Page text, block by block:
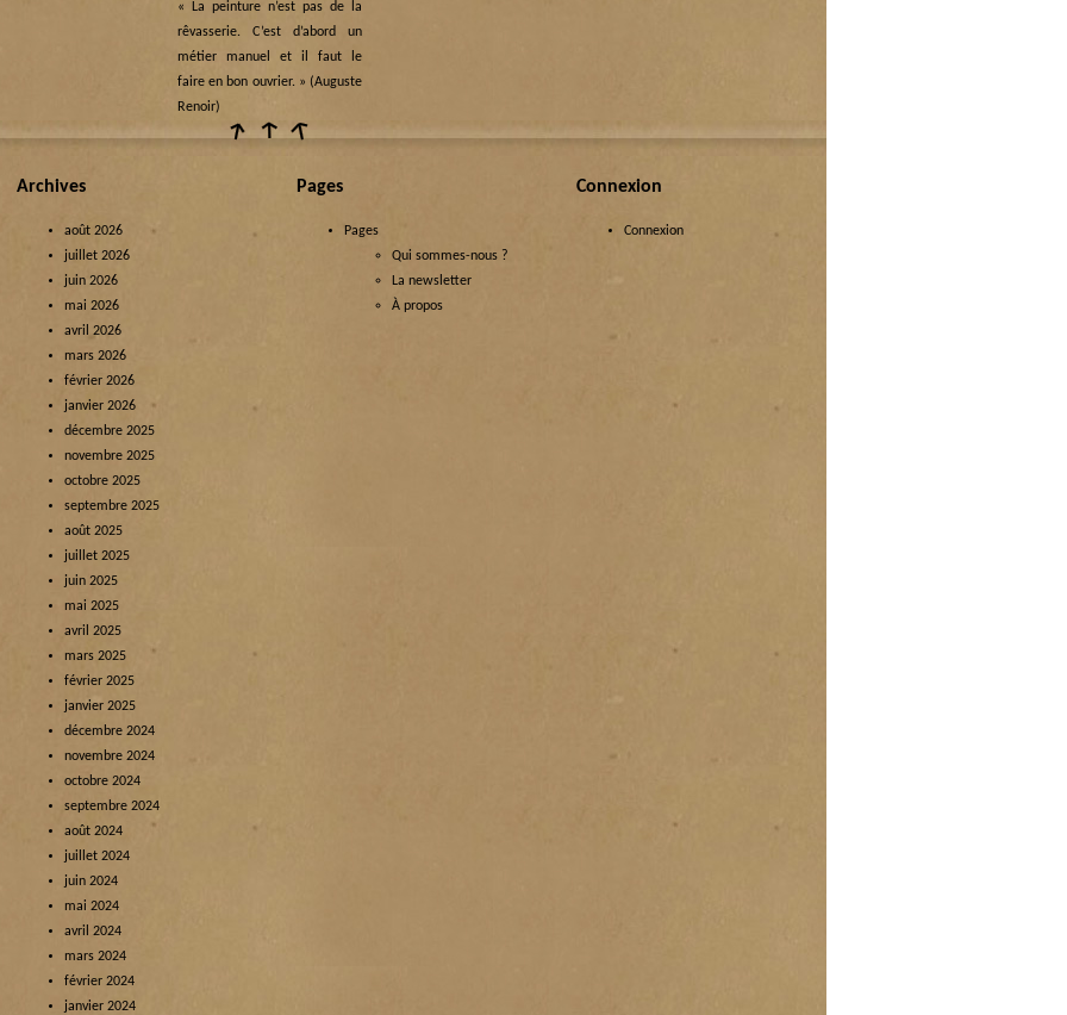
« La peinture n’est pas de la
rêvasserie. C’est d’abord un
métier manuel et il faut le
faire en bon ouvrier. » (Auguste
Renoir)
Archives
août 2026
juillet 2026
juin 2026
mai 2026
avril 2026
mars 2026
février 2026
janvier 2026
décembre 2025
novembre 2025
octobre 2025
septembre 2025
août 2025
juillet 2025
juin 2025
mai 2025
avril 2025
mars 2025
février 2025
janvier 2025
décembre 2024
novembre 2024
octobre 2024
septembre 2024
août 2024
juillet 2024
juin 2024
mai 2024
avril 2024
mars 2024
février 2024
janvier 2024
Pages
Pages
Qui sommes-nous ?
La newsletter
À propos
Connexion
Connexion